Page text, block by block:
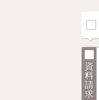
資
料
請
求